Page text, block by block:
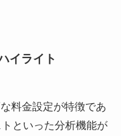
イライト
料金設定が特徴であ
といった分析機能が